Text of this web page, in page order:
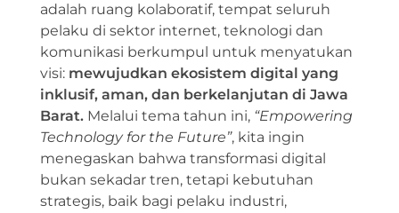
adalah ruang kolaboratif, tempat seluruh
pelaku di sektor internet, teknologi dan
komunikasi berkumpul untuk menyatukan
visi: mewujudkan ekosistem digital yang
inklusif, aman, dan berkelanjutan di Jawa
Barat. Melalui tema tahun ini, “Empowering
Technology for the Future”, kita ingin
menegaskan bahwa transformasi digital
bukan sekadar tren, tetapi kebutuhan
strategis, baik bagi pelaku industri,